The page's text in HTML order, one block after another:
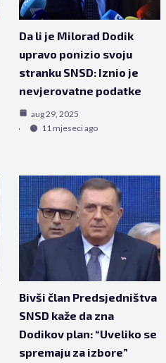
Da li je Milorad Dodik
upravo ponizio svoju
stranku SNSD: Iznio je
nevjerovatne podatke
aug 29, 2025
11 mjeseci ago
Bivši član Predsjedništva
SNSD kaže da zna
Dodikov plan: “Uveliko se
spremaju za izbore”